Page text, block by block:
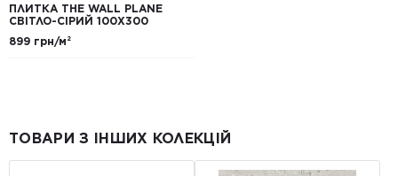
ПЛИТКА THE WALL PLANE
СВІТЛО-СІРИЙ 100X300
899 грн/м²
ТОВАРИ З ІНШИХ КОЛЕКЦІЙ